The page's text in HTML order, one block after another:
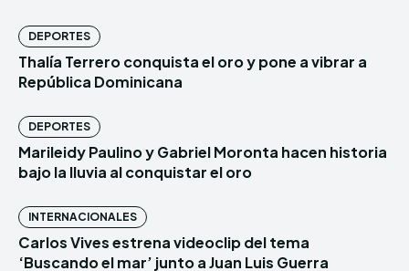
DEPORTES
Thalía Terrero conquista el oro y pone a vibrar a
República Dominicana
DEPORTES
Marileidy Paulino y Gabriel Moronta hacen historia
bajo la lluvia al conquistar el oro
INTERNACIONALES
Carlos Vives estrena videoclip del tema
‘Buscando el mar’ junto a Juan Luis Guerra